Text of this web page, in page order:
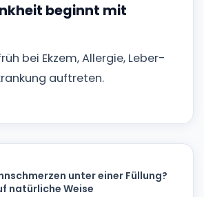
beginnt mit
bei Ekzem, Allergie, Leber-
auftreten.
unter einer Füllung?
natürliche Weise